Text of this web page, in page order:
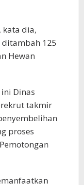
kata dia,
125
Hewan
Dinas
takmir
proses